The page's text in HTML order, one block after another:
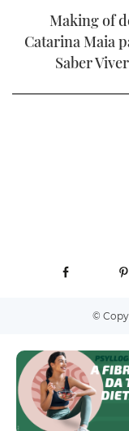
Making of
Catarina Maia
Saber Viver
©